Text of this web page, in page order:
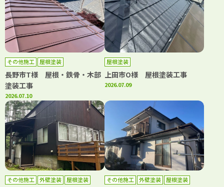
その他施工 屋根塗装
長野市T様 屋根・鉄骨・木部
塗装工事
2026.07.10
屋根塗装
上田市O様 屋根塗装工事
2026.07.09
その他施工 外壁塗装 屋根塗装 その他施工 外壁塗装 屋根塗装